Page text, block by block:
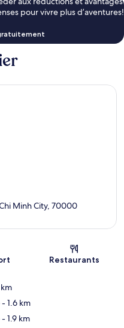
pour vivre plus d’aventures!
Minh City, 70000
Restaurants
- 1.6 km
- 1.9 km